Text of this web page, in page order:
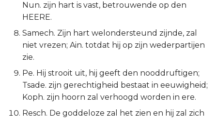
1 Thessalonicenzen
2 Thessalonicenzen
1 Timótheüs
2 Timótheüs
Titus
Nun. zijn hart is vast, betrouwende op den
HEERE.
Samech. Zijn hart welondersteund zijnde, zal
niet vrezen; Ain. totdat hij op zijn wederpartijen
zie.
Pe. Hij strooit uit, hij geeft den nooddruftigen;
Tsade. zijn gerechtigheid bestaat in eeuwigheid;
Koph. zijn hoorn zal verhoogd worden in ere.
Resch. De goddeloze zal het zien en hij zal zich